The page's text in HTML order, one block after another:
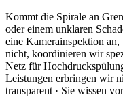
Kommt die Spirale an
oder einem unklaren
eine Kamerainspektion
nicht, koordinieren wir
Netz für
Leistungen erbringen wir
transparent · Sie wissen